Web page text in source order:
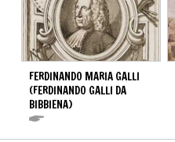
FERDINANDO MARIA GALLI
(FERDINANDO GALLI DA
BIBBIENA)